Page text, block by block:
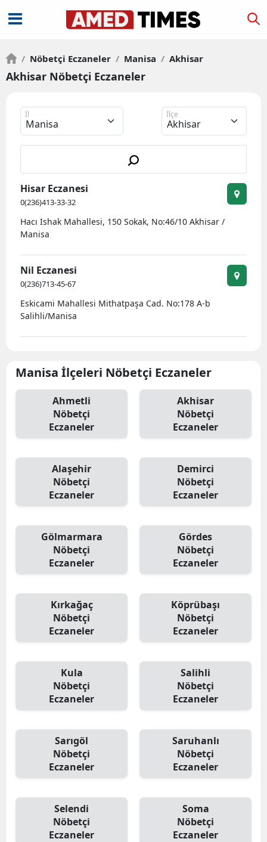
/ Nöbetçi Eczaneler / Manisa / Akhisar
Akhisar Nöbetçi Eczaneler
İl İlçe
Hisar Eczanesi
0(236)413-33-32
Hacı Ishak Mahallesi, 150 Sokak, No:46/10 Akhisar /
Manisa
Nil Eczanesi
0(236)713-45-67
Eskicami Mahallesi Mithatpaşa Cad. No:178 A-b
Salihli/Manisa
Manisa İlçeleri Nöbetçi Eczaneler
Ahmetli
Nöbetçi
Eczaneler
Akhisar
Nöbetçi
Eczaneler
Alaşehir
Nöbetçi
Eczaneler
Demirci
Nöbetçi
Eczaneler
Gölmarmara
Nöbetçi
Eczaneler
Gördes
Nöbetçi
Eczaneler
Kırkağaç
Nöbetçi
Eczaneler
Köprübaşı
Nöbetçi
Eczaneler
Kula
Nöbetçi
Eczaneler
Salihli
Nöbetçi
Eczaneler
Sarıgöl
Nöbetçi
Eczaneler
Saruhanlı
Nöbetçi
Eczaneler
Selendi
Nöbetçi
Eczaneler
Soma
Nöbetçi
Eczaneler